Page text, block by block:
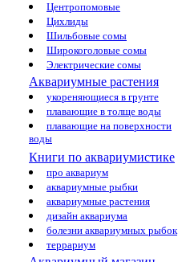
Центропомовые
Цихлиды
Шильбовые сомы
Широкоголовые сомы
Электрические сомы
Аквариумные растения
укореняющиеся в грунте
плавающие в толще воды
плавающие на поверхности
воды
Книги по аквариумистике
про аквариум
аквариумные рыбки
аквариумные растения
дизайн аквариума
болезни аквариумных рыбок
террариум